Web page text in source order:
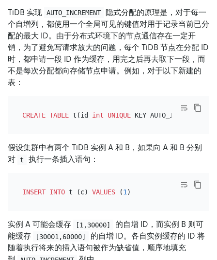
TiDB 实现 AUTO_INCREMENT
隐式分配的原理是，对于每一
个自增列，都使用一个全局可见的键值对用于记录当前已分
配的最大 ID。由于分布式环境下的节点通信存在一定开
销，为了避免写请求放大的问题，每个 TiDB 节点在分配 ID
时，都申请一段 ID 作为缓存，用完之后再去取下一段，而
不是每次分配都向存储节点申请。例如，对于以下新建的
表：
CREATE TABLE t(id int UNIQUE KEY AUTO_INCREMENT,
假设集群中有两个 TiDB 实例 A 和 B，如果向 A 和 B 分别
对 t 执行一条插入语句：
INSERT INTO t (c) VALUES (1
实例 A 可能会缓存 [1,30000]
的自增 ID，而实例 B 则可
能缓存
[30001,60000]
的自增 ID。各自实例缓存的 ID 将
随着执行将来的插入语句被作为缺省值，顺序地填充